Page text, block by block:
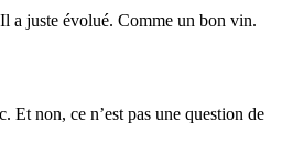
a juste évolué. Comme un bon vin.
Et non, ce n’est pas une question de